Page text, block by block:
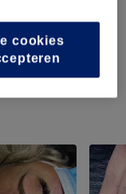
vanaf €1
vanaf €1
cookies